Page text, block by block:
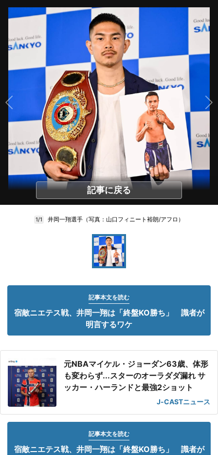
記事に戻る
1/1 井岡一翔選手（写真：山口フィニート裕朗/アフロ）
記事本文を読む
宿敵ニエテス戦、井岡一翔は「終盤KO勝ち」 識者が
明言するワケ
元NBAマイケル・ジョーダン63歳、体形
も変わらず...スターのオーラダダ漏れ サ
ッカー・ハーランドと最強2ショット
J-CASTニュース
記事本文を読む
宿敵ニエテス戦、井岡一翔は「終盤KO勝ち」 識者が